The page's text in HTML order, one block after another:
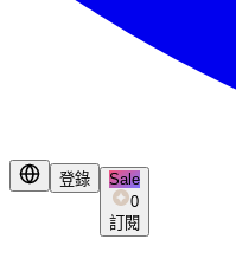
登錄
Sale
0
訂閱